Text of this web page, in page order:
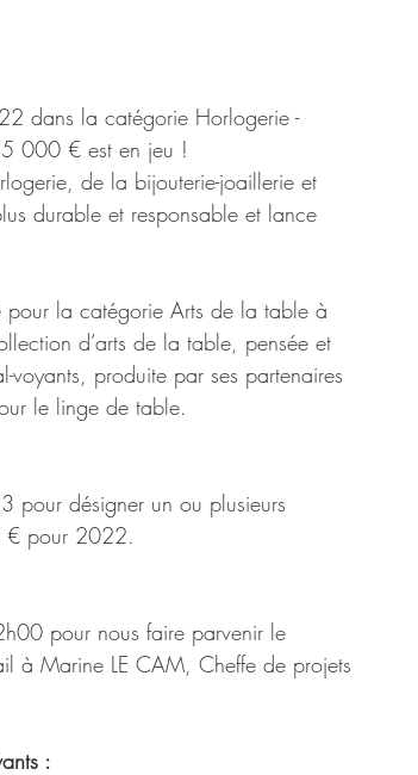
dans la catégorie Horlogerie -
000 € est en jeu !
de la bijouterie-joaillerie et
durable et responsable et lance
pour la catégorie Arts de la table à
d’arts de la table, pensée et
produite par ses partenaires
le linge de table.
pour désigner un ou plusieurs
€ pour 2022.
pour nous faire parvenir le
à Marine LE CAM, Cheffe de projets
: